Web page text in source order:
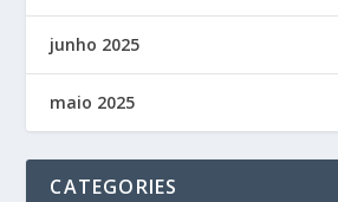
junho 2025
maio 2025
CATEGORIES